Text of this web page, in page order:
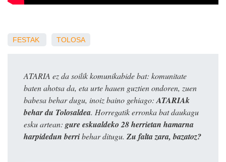
FESTAK TOLOSA
ATARIA ez da soilik komunikabide bat: komunitate
baten ahotsa da, eta urte hauen guztien ondoren, zuen
babesa behar dugu, inoiz baino gehiago: ATARIAk
behar du Tolosaldea. Horregatik erronka bat daukagu
esku artean: gure eskualdeko 28 herrietan hamarna
harpidedun berribehar ditugu. Zu falta zara, bazatoz?